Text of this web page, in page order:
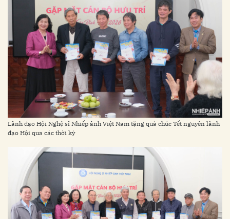
Lãnh đạo Hội Nghệ sĩ Nhiếp ảnh Việt Nam tặng quà chúc Tết nguyên lãnh
đạo Hội qua các thời kỳ